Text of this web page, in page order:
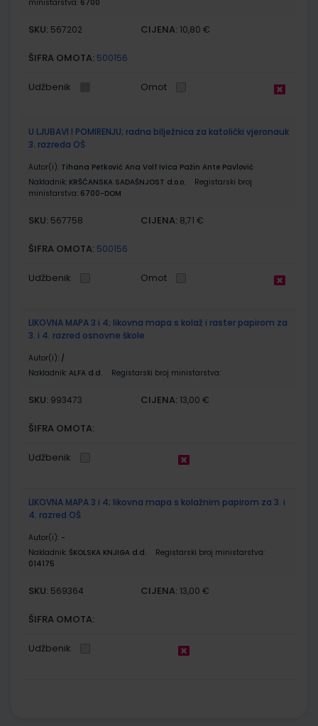
ministarstva: 6700
SKU: 567202 CIJENA: 10,80 €
ŠIFRA OMOTA: 500156
Udžbenik Omot
U LJUBAVI I POMIRENJU; radna bilježnica za katolički vjeronauk
3. razreda OŠ
Autor(i): Tihana Petković Ana Volf Ivica Pažin Ante Pavlović
Nakladnik: KRŠĆANSKA SADAŠNJOST d.o.o.
Registarski broj
ministarstva: 6700-DOM
SKU: 567758 CIJENA: 8,71 €
ŠIFRA OMOTA: 500156
Udžbenik Omot
LIKOVNA MAPA 3 i 4; likovna mapa s kolaž i raster papirom za
3. i 4. razred osnovne škole
Autor(i): /
Nakladnik: ALFA d.d. Registarski broj ministarstva:
SKU: 993473 CIJENA: 13,00 €
ŠIFRA OMOTA:
Udžbenik
LIKOVNA MAPA 3 i 4; likovna mapa s kolažnim papirom za 3. i
4. razred OŠ
Autor(i): -
Nakladnik: ŠKOLSKA KNJIGA d.d.
Registarski broj ministarstva:
014175
SKU: 569364 CIJENA: 13,00 €
ŠIFRA OMOTA:
Udžbenik